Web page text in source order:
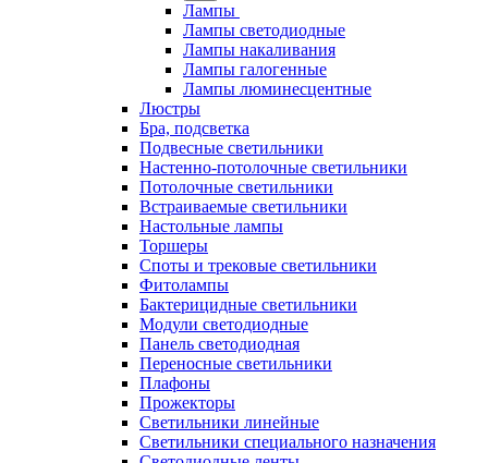
Лампы
Лампы светодиодные
Лампы накаливания
Лампы галогенные
Лампы люминесцентные
Люстры
Бра, подсветка
Подвесные светильники
Настенно-потолочные светильники
Потолочные светильники
Встраиваемые светильники
Настольные лампы
Торшеры
Споты и трековые светильники
Фитолампы
Бактерицидные светильники
Модули светодиодные
Панель светодиодная
Переносные светильники
Плафоны
Прожекторы
Светильники линейные
Светильники специального назначения